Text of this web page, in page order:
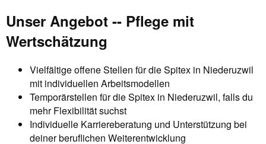
Unser Angebot -- Pflege mit
Wertschätzung
Vielfältige offene Stellen für die Spitex in Niederuzwil
mit individuellen Arbeitsmodellen
Temporärstellen für die Spitex in Niederuzwil, falls du
mehr Flexibilität suchst
Individuelle Karriereberatung und Unterstützung bei
deiner beruflichen Weiterentwicklung